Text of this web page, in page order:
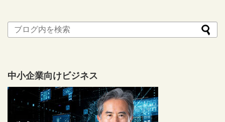
中小企業向けビジネス